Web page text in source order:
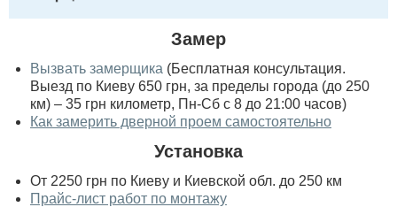
Замер
Вызвать замерщика (Бесплатная консультация.
Выезд по Киеву 650 грн, за пределы города (до 250
км) – 35 грн километр, Пн-Сб с 8 до 21:00 часов)
Как замерить дверной проем самостоятельно
Установка
От 2250 грн по Киеву и Киевской обл. до 250 км
Прайс-лист работ по монтажу